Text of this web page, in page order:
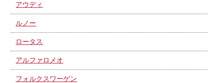
アウディ
ルノー
ロータス
アルファロメオ
フォルクスワーゲン